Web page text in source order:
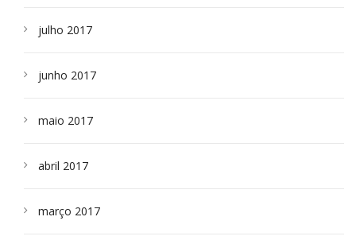
julho 2017
junho 2017
maio 2017
abril 2017
março 2017